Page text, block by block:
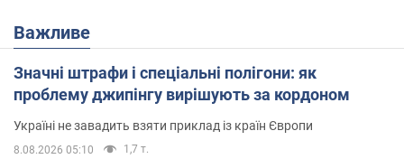
Важливе
Значні штрафи і спеціальні полігони: як
проблему джипінгу вирішують за кордоном
Україні не завадить взяти приклад із країн Європи
8.08.2026 05:10 1,7 т.